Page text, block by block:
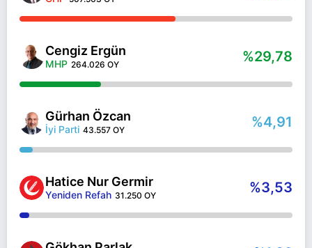
Cengiz Ergün
MHP 264.026 OY %29,78
Gürhan Özcan
İyi Parti 43.557 OY %4,91
Hatice Nur Germir
Yeniden Refah 31.250 OY %3,53